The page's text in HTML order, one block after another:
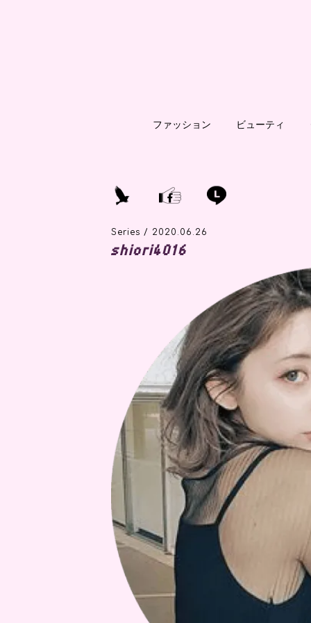
ファッション ビューティ
Series / 2020.06.26
shiori4016